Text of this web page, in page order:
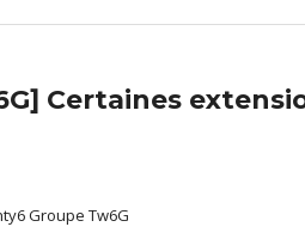
Certaines
Groupe Tw6G